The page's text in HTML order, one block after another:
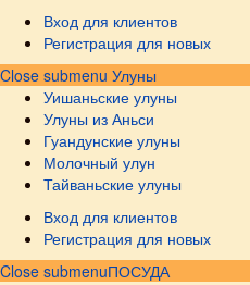
Вход для клиентов
Регистрация для новых
Close submenu Улуны
Уишаньские улуны
Улуны из Аньси
Гуандунские улуны
Молочный улун
Тайваньские улуны
Вход для клиентов
Регистрация для новых
Close submenuПОСУДА